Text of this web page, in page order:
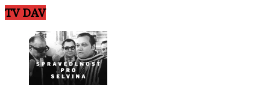
TV DAV